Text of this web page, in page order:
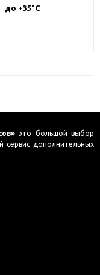
до +35°С
это большой выбор
сервис дополнительных